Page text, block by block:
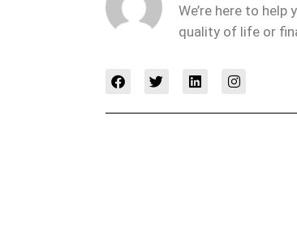
We’re here to
quality of life or
F
a
e
T
w
t
L
i
k
I
n
t